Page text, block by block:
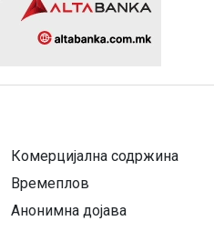
Комерцијална содржина
Времеплов
Анонимна дојава